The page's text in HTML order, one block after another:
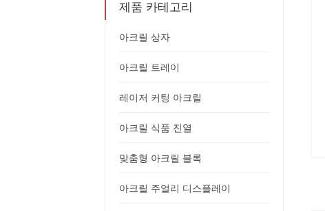
제품 카테고리
아크릴 상자
아크릴 트레이
레이저 커팅 아크릴
아크릴 식품 진열
맞춤형 아크릴 블록
아크릴 주얼리 디스플레이